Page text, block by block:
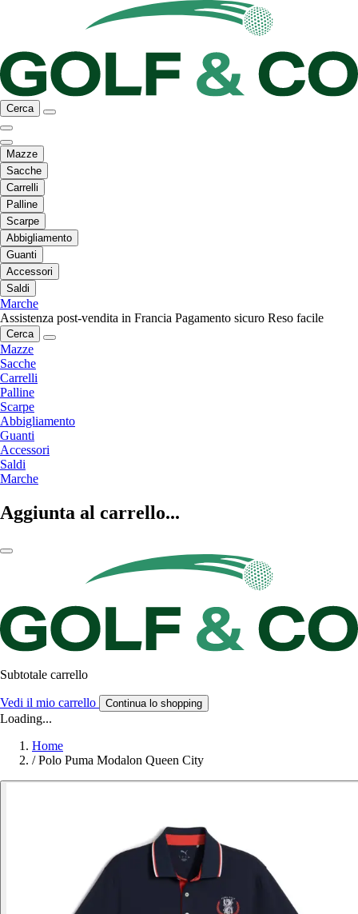
Cerca
Mazze
Sacche
Carrelli
Palline
Scarpe
Abbigliamento
Guanti
Accessori
Saldi
Marche
Assistenza post-vendita in Francia Pagamento sicuro Reso facile
Cerca
Mazze
Sacche
Carrelli
Palline
Scarpe
Abbigliamento
Guanti
Accessori
Saldi
Marche
Aggiunta al carrello...
Subtotale carrello
Vedi il mio carrello Continua lo shopping
Loading...
Home
/ Polo Puma Modalon Queen City